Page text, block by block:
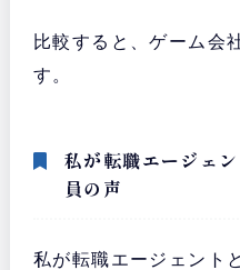
比較すると、ゲーム会
す。
私が転職エージェ
員の声
私が転職エージェント